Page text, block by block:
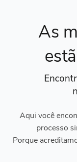
As
Aqui você
processo
Porque